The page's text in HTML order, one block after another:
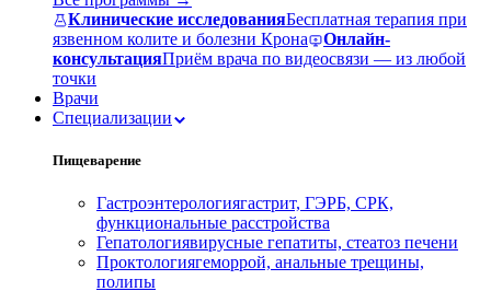
Клинические исследованияБесплатная терапия при
язвенном колите и болезни Крона
Онлайн-
консультацияПриём врача по видеосвязи — из любой
точки
Врачи
Специализации
Пищеварение
Гастроэнтерологиягастрит, ГЭРБ, СРК,
функциональные расстройства
Гепатологиявирусные гепатиты, стеатоз печени
Проктологиягеморрой, анальные трещины,
полипы